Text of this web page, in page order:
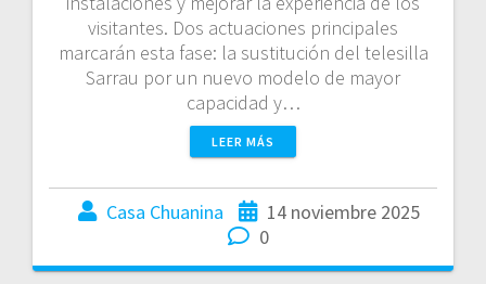
visitantes. Dos actuaciones principales
marcarán esta fase: la sustitución del telesilla
Sarrau por un nuevo modelo de mayor
capacidad y…
LEER MÁS
Casa Chuanina
14 noviembre 2025
0